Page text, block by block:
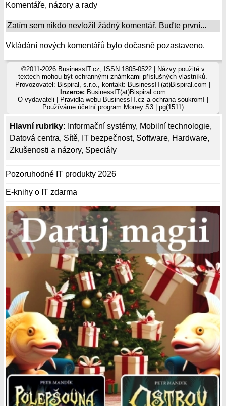
Hlavní rubriky: Informační systémy, Mobilní technologie,
Datová centra, Sítě, IT bezpečnost, Software, Hardware,
Zkušenosti a názory, Speciály
Pozoruhodné IT produkty 2026
E-knihy o IT zdarma
Komentáře, názory a rady
Zatím sem nikdo nevložil žádný komentář. Buďte první...
Vkládání nových komentářů bylo dočasně pozastaveno.
©2011-2026 BusinessIT.cz, ISSN 1805-0522 | Názvy použité v
textech mohou být ochrannými známkami příslušných vlastníků.
Provozovatel: Bispiral, s.r.o., kontakt: BusinessIT(at)Bispiral.com |
Inzerce: BusinessIT(at)Bispiral.com
O vydavateli
Pravidla webu BusinessIT.cz a ochrana soukromí|
Používáme účetní program Money S3| pg(1511)